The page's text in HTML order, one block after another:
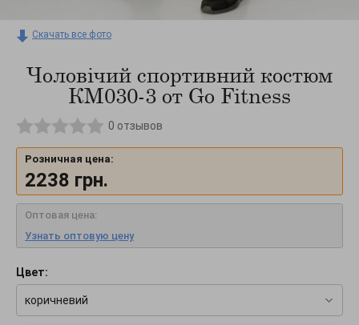
Скачать все фото
Чоловічий спортивний костюм
КМ030-3 от Go Fitness
0 отзывов
Розничная цена:
2238 грн.
Оптовая цена:
Узнать оптовую цену
Цвет:
коричневий